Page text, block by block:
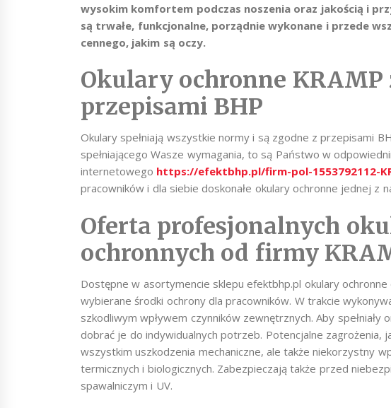
wysokim komfortem podczas noszenia oraz jakością i
są trwałe, funkcjonalne, porządnie wykonane i przede
cennego, jakim są oczy.
Okulary ochronne KRAMP
przepisami BHP
Okulary spełniają wszystkie normy i są zgodne z przepisami
spełniającego Wasze wymagania, to są Państwo w
internetowego https://efektbhp.pl/firm-pol-1553792112-
pracowników i dla siebie doskonałe okulary ochronne jednej z
Oferta profesjonalnych
ochronnych od firmy
Dostępne w asortymencie sklepu efektbhp.pl okulary
wybierane środki ochrony dla pracowników. W trakcie
szkodliwym wpływem czynników zewnętrznych. Aby spełniały
dobrać je do indywidualnych potrzeb. Potencjalne zagrożenia,
wszystkim uszkodzenia mechaniczne, ale także niekorzystny
termicznych i biologicznych. Zabezpieczają także przed
spawalniczym i UV.